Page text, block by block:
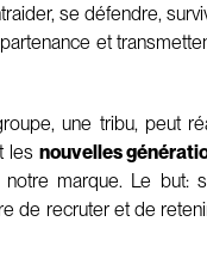
se défendre,
et
une tribu, peut
les nouvelles
marque. Le but:
de recruter et de